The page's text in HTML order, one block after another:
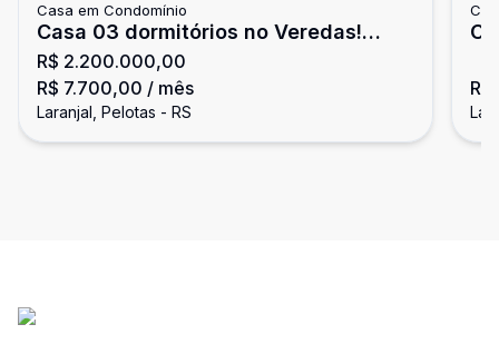
Casa em Condomínio
Casa 03 dormitórios no Veredas!
Laranjal
R$ 2.200.000,00
R$ 7.700,00 / mês
Laranjal, Pelotas - RS